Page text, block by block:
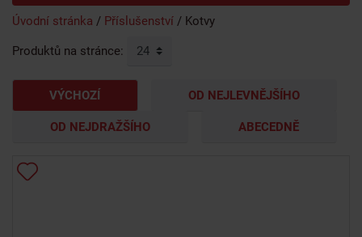
Úvodní stránka Příslušenství Kotvy
Produktů na stránce:
VÝCHOZÍ OD NEJLEVNĚJŠÍHO
OD NEJDRAŽŠÍHO ABECEDNĚ